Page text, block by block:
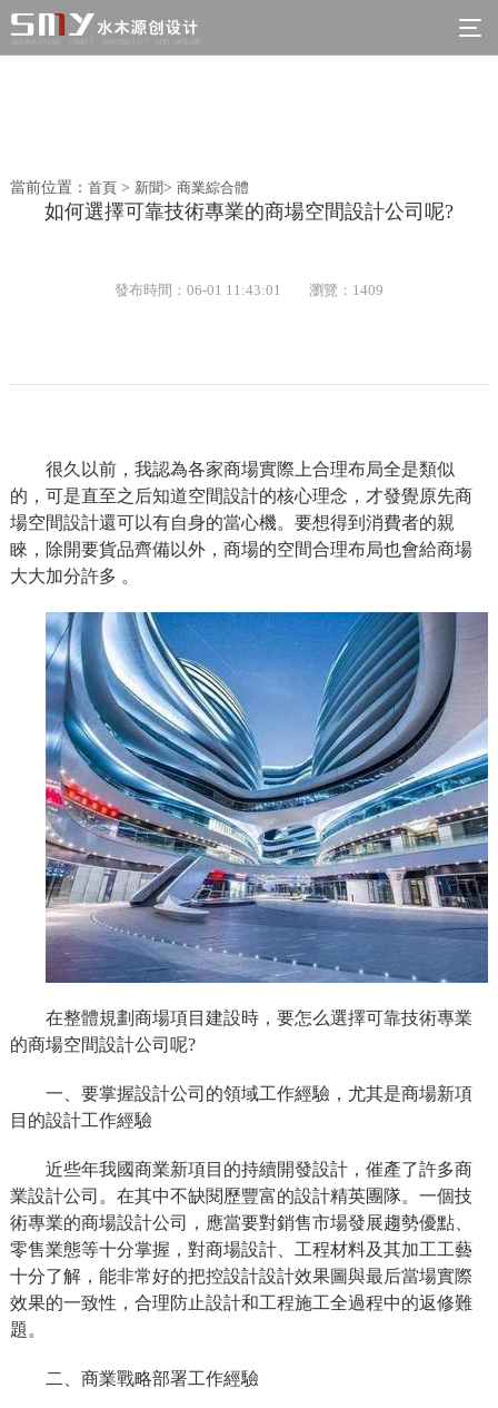
當前位置： 首頁> 新聞> 商業綜合體
如何選擇可靠技術專業的商場空間設計公司呢?
發布時間：06-01 11:43:01 瀏覽：1409
很久以前，我認為各家商場實際上合理布局全是類似
的，可是直至之后知道空間設計的核心理念，才發覺原先商
場空間設計還可以有自身的當心機。要想得到消費者的親
睞，除開要貨品齊備以外，商場的空間合理布局也會給商場
大大加分許多 。
在整體規劃商場項目建設時，要怎么選擇可靠技術專業
的商場空間設計公司呢?
一、要掌握設計公司的領域工作經驗，尤其是商場新項
目的設計工作經驗
近些年我國商業新項目的持續開發設計，催產了許多商
業設計公司。在其中不缺閱歷豐富的設計精英團隊。一個技
術專業的商場設計公司，應當要對銷售市場發展趨勢優點、
零售業態等十分掌握，對商場設計、工程材料及其加工工藝
十分了解，能非常好的把控設計設計效果圖與最后當場實際
效果的一致性，合理防止設計和工程施工全過程中的返修難
題。
二、商業戰略部署工作經驗